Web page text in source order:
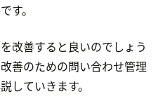
す。
改善すると良いのでしょう
善のための問い合わせ管理
していきます。